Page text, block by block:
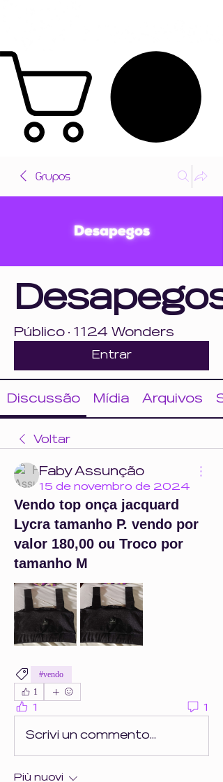
Grupos
Desapegos
Público · 1124 Wonders
Entrar
Discussão Mídia Arquivos
Voltar
Faby Assunção
15 de novembro de 2024
Vendo top onça jacquard
Lycra tamanho P. vendo por
valor 180,00 ou Troco por
tamanho M
#vendo
1
1 1
Scrivi un commento...
Più nuovi